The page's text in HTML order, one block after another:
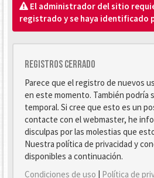
El administrador del sitio
registrado y se haya identificado
Registros cerrado
Parece que el registro de nuevos
en este momento. También podría
temporal. Si cree que esto es un
contacte con el webmaster, he
disculpas por las molestias que
Nuestra política de privacidad y
disponibles a continuación.
Condiciones de uso | Política de